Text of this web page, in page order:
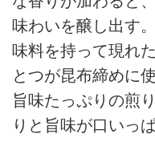
味わいを醸し出す
味料を持って現れ
とつが昆布締めに
旨味たっぷりの煎
りと旨味が口いっ